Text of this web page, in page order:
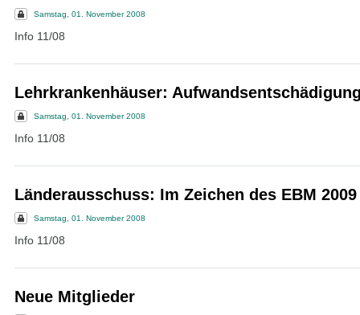
Samstag, 01. November 2008
Info 11/08
Lehrkrankenhäuser:
Samstag, 01. November 2008
Info 11/08
Länderausschuss: Im Zeichen des EBM 2009
Samstag, 01. November 2008
Info 11/08
Neue Mitglieder